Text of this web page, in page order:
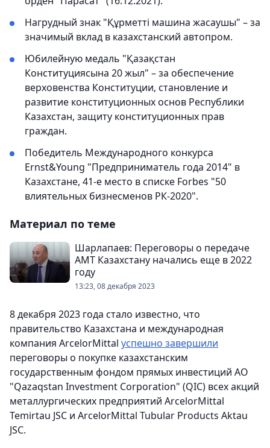
Нагрудный знак "Құрметті машина жасаушы" – за
значимый вклад в казахстанский автопром.
Юбилейную медаль "Қазақстан
Конституциясына 20 жыл" – за обеспечение
верховенства Конституции, становление и
развитие конституционных основ Республики
Казахстан, защиту конституционных прав
граждан.
Победитель Международного конкурса
Ernst&Young "Предприниматель года 2014" в
Казахстане, 41-е место в списке Forbes "50
влиятельных бизнесменов РК-2020".
Материал по теме
Шарлапаев: Переговоры о передаче
АМТ Казахстану начались еще в 2022
году
13:23, 08 декабря 2023
8 декабря 2023 года стало известно, что
правительство Казахстана и международная
компания ArcelorMittal успешно завершили
переговоры о покупке казахстанским
государственным фондом прямых инвестиций АО
"Qazaqstan Investment Corporation" (QIC) всех акций
металлургических предприятий ArcelorMittal
Temirtau JSC и ArcelorMittal Tubular Products Aktau
JSC.